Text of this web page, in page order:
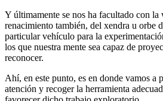
Y últimamente se nos ha facultado con la
renacimiento también, del xendra u orbe
particular vehículo para la
los que nuestra mente sea capaz de
reconocer.
Ahí, en este punto, es en donde vamos a
atención y recoger la herramienta